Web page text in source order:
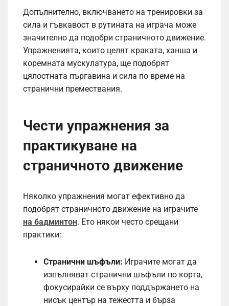
Допълнително, включването на тренировки за
сила и гъвкавост в рутината на играча може
значително да подобри страничното движение.
Упражненията, които целят краката, ханша и
коремната мускулатура, ще подобрят
цялостната пъргавина и сила по време на
странични премествания.
Чести упражнения за
практикуване на
страничното движение
Няколко упражнения могат ефективно да
подобрят страничното движение на играчите
на бадминтон. Ето някои често срещани
практики:
Странични шъфъли: Играчите могат да
изпълняват странични шъфъли по корта,
фокусирайки се върху поддържането на
нисък център на тежестта и бърза